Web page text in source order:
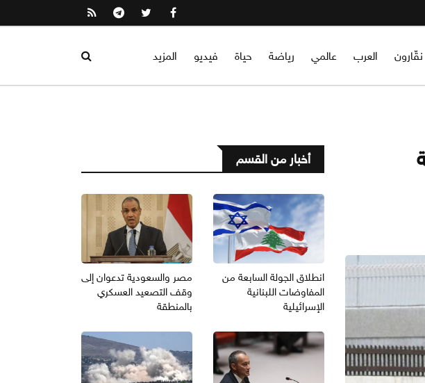
نقّارون العرب عالمي رياضة حياة فيديو المزيد
أخبار من القسم
انطلاق الجولة السابعة من
المفاوضات اللبنانية
الإسرائيلية
مصر والسعودية تدعوان إلى
وقف التصعيد العسكري
بالمنطقة